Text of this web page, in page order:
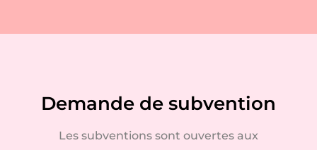
Demande de subvention
Les subventions sont ouvertes aux